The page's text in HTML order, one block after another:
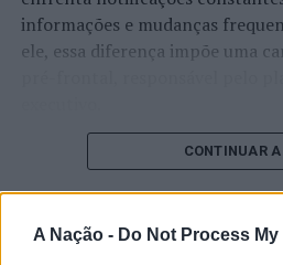
A Nação - Do Not Process
informações e mudanças
ele, essa diferença impõe uma
O pesquisador afirma que
manter a atenção e a
CONTINUAR A
ATUALIDADE